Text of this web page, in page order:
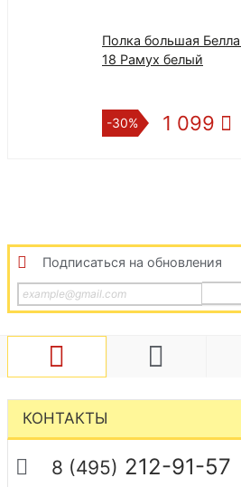
Полка большая
18 Рамух белый
-30% 1 099
Подписаться на обновления
КОНТАКТЫ
8 (495) 212-91-57